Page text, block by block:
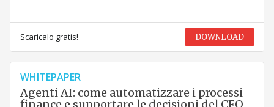
Scaricalo gratis! DOWNLOAD
WHITEPAPER
Agenti AI: come automatizzare i processi